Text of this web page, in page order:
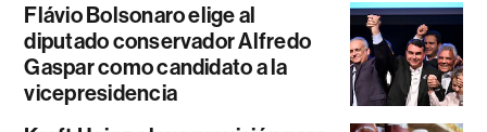
Flávio Bolsonaro elige al
diputado conservador Alfredo
Gaspar como candidato a la
vicepresidencia